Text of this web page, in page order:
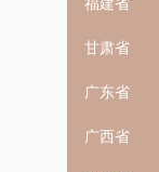
福建省
甘肃省
广东省
广西省